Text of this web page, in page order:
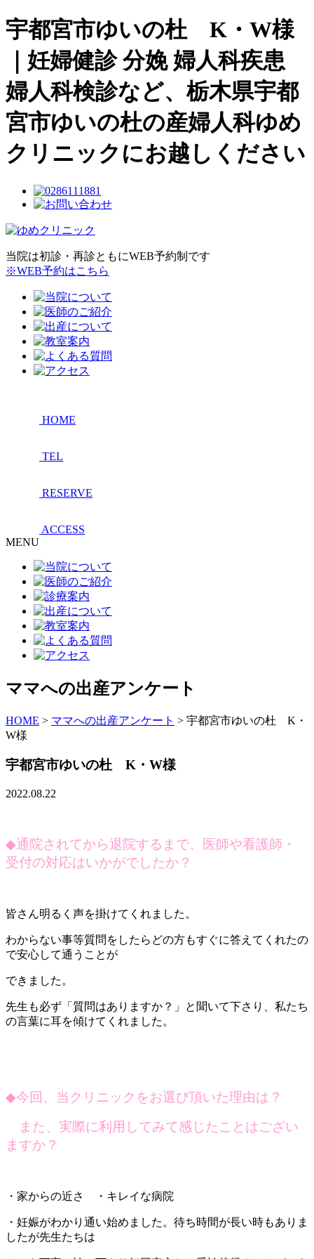
宇都宮市ゆいの杜 K・W様
｜妊婦健診 分娩 婦人科疾患
婦人科検診など、栃木県宇都
宮市ゆいの杜の産婦人科ゆめ
クリニックにお越しください
当院は初診・再診ともにWEB予約制です
※WEB予約はこちら
HOME
TEL
RESERVE
ACCESS
MENU
ママへの出産アンケート
HOME > ママへの出産アンケート > 宇都宮市ゆいの杜 K・
W様
宇都宮市ゆいの杜 K・W様
2022.08.22
◆通院されてから退院するまで、医師や看護師・
受付の対応はいかがでしたか？
皆さん明るく声を掛けてくれました。
わからない事等質問をしたらどの方もすぐに答えてくれたの
で安心して通うことが
できました。
先生も必ず「質問はありますか？」と聞いて下さり、私たち
の言葉に耳を傾けてくれました。
◆今回、当クリニックをお選び頂いた理由は？
また、実際に利用してみて感じたことはござい
ますか？
・家からの近さ ・キレイな病院
・妊娠がわかり通い始めました。待ち時間が長い時もありま
したが先生たちは